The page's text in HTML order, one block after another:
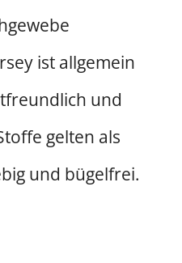
ist allgemein
und
gelten als
und bügelfrei.